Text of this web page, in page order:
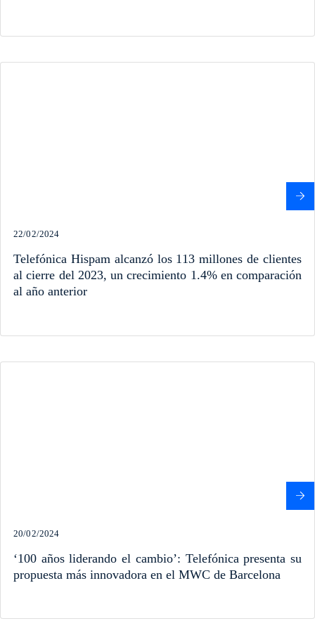
22/02/2024
Telefónica Hispam alcanzó los 113 millones de clientes
al cierre del 2023, un crecimiento 1.4% en comparación
al año anterior
20/02/2024
‘100 años liderando el cambio’: Telefónica presenta su
propuesta más innovadora en el MWC de Barcelona